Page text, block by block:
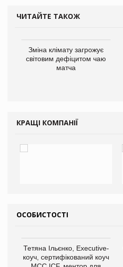
ЧИТАЙТЕ ТАКОЖ
Зміна клімату загрожує
світовим дефіцитом чаю
матча
КРАЩІ КОМПАНІЇ
ОСОБИСТОСТІ
Тетяна Ільєнко, Executive-
коуч, сертифікований коуч